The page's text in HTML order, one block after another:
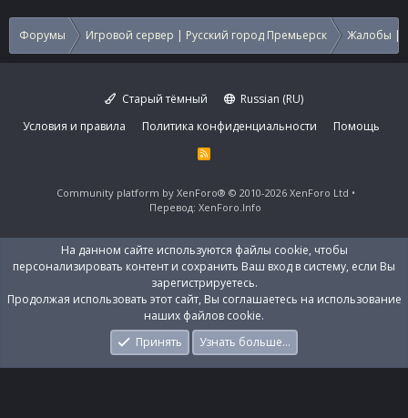
Форумы Игровой сервер | Русский город Премьерск Жалобы |
Старый тёмный
Russian (RU)
Условия и правила
Политика конфиденциальности Помощь
R
S
Community platform by XenForo® © 2010-2026 XenForo Ltd
Перевод: XenForo.Info
На данном сайте используются файлы cookie, чтобы
персонализировать контент и сохранить Ваш вход в систему, если Вы
зарегистрируетесь.
Продолжая использовать этот сайт, Вы соглашаетесь на использование
наших файлов cookie.
Принять
Узнать больше…